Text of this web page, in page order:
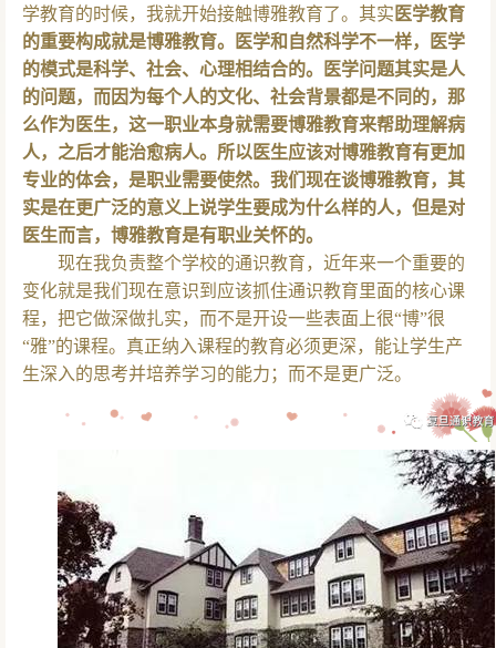
学教育的时候，我就开始接触博雅教育了。其实 医学教育
的重要构成就是博雅教育。医学和自然科学不一样，医学
的模式是科学、社会、心理相结合的。医学问题其实是人
的问题，而因为每个人的文化、社会背景都是不同的，那
么作为医生，这一职业本身就需要博雅教育来帮助理解病
人，之后才能治愈病人。所以医生应该对博雅教育有更加
专业的体会，是职业需要使然。我们现在谈博雅教育，其
实是在更广泛的意义上说学生要成为什么样的人，但是对
医生而言，博雅教育是有职业关怀的。
现在我负责整个学校的通识教育，近年来一个重要的
变化就是我们现在意识到应该抓住通识教育里面的核心课
程，把它做深做扎实，而不是开设一些表面上很“博”很
“雅”的课程。真正纳入课程的教育必须更深，能让学生产
生深入的思考并培养学习的能力；而不是更广泛。